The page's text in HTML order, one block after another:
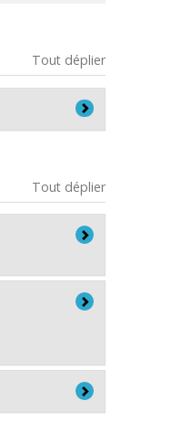
Tout déplier
Tout déplier